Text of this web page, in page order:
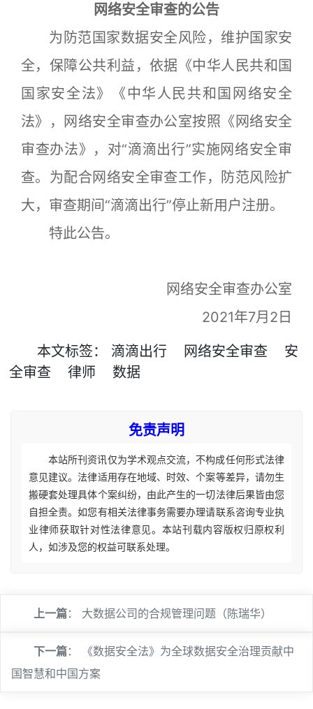
网络安全审查的公告
为防范国家数据安全风险，维护国家安
全，保障公共利益，依据《中华人民共和国
国家安全法》《中华人民共和国网络安全
法》，网络安全审查办公室按照《网络安全
审查办法》，对“滴滴出行”实施网络安全审
查。为配合网络安全审查工作，防范风险扩
大，审查期间“滴滴出行”停止新用户注册。
特此公告。
网络安全审查办公室
2021年7月2日
本文标签： 滴滴出行 网络安全审查
安
全审查
律师 数据
免责声明
本站所刊资讯仅为学术观点交流，不构成任何形式法律
意见建议。法律适用存在地域、时效、个案等差异，请勿生
搬硬套处理具体个案纠纷，由此产生的一切法律后果皆由您
自担全责。如您有相关法律事务需要办理请联系咨询专业执
业律师获取针对性法律意见。本站刊载内容版权归原权利
人，如涉及您的权益可联系处理。
上一篇： 大数据公司的合规管理问题（陈瑞华）
下一篇：
《数据安全法》为全球数据安全治理贡献中
国智慧和中国方案